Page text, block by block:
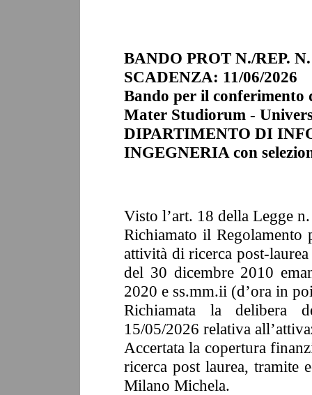
BANDO PROT N./REP.
SCADENZA: 11/06/2026
Bando per il conferimento
Mater Studiorum -
DIPARTIMENTO DI
INGEGNERIA con
Visto l’art. 18 della Legge
Richiamato il
attività di ricerca post-
del 30 dicembre 2010
2020 e ss.mm.ii (d’ora in
Richiamata la delibera
15/05/2026 relativa
Accertata la copertura
ricerca post laurea, tramite
Milano Michela.